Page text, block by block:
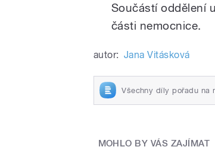
Součástí oddělení
části nemocnice.
autor: Jana Vitásková
Všechny díly pořadu na
MOHLO BY VÁS ZAJÍMAT